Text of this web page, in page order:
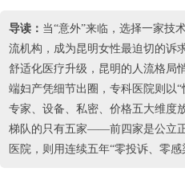
导读： 当“意外”来临，选择一家技
流机构，成为昆明女性最迫切的诉
舒适化医疗升级，昆明的人流格局
端妇产凭细节出圈，专科医院则以“
专家、设备、私密、价格五大维度
梯队的只有五家——前四家是公立
医院，则用连续五年“零投诉、零感